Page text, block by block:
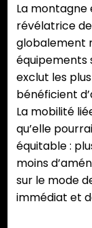
La montagne
révélatrice
globalement
équipements
exclut les
bénéficient
La mobilité
qu’elle
équitable :
moins
sur le mode
immédiat et